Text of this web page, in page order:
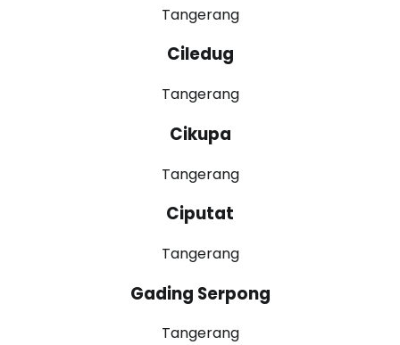
Tangerang
Ciledug
Tangerang
Cikupa
Tangerang
Ciputat
Tangerang
Gading Serpong
Tangerang